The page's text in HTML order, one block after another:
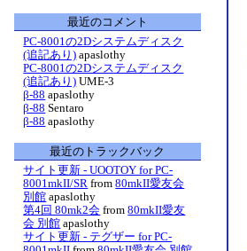
最近のコメント
PC-8001の2Dシステムディスク
(追記あり) apaslothy
PC-8001の2Dシステムディスク
(追記あり) UME-3
β-88 apaslothy
β-88 Sentaro
β-88 apaslothy
最近のトラックバック
サイト更新 - UOOTOY for PC-
8001mkII/SR from 80mkII愛友会
別館 apaslothy
第4回 80mk2会 from 80mkII愛友
会 別館 apaslothy
サイト更新 - テグザー for PC-